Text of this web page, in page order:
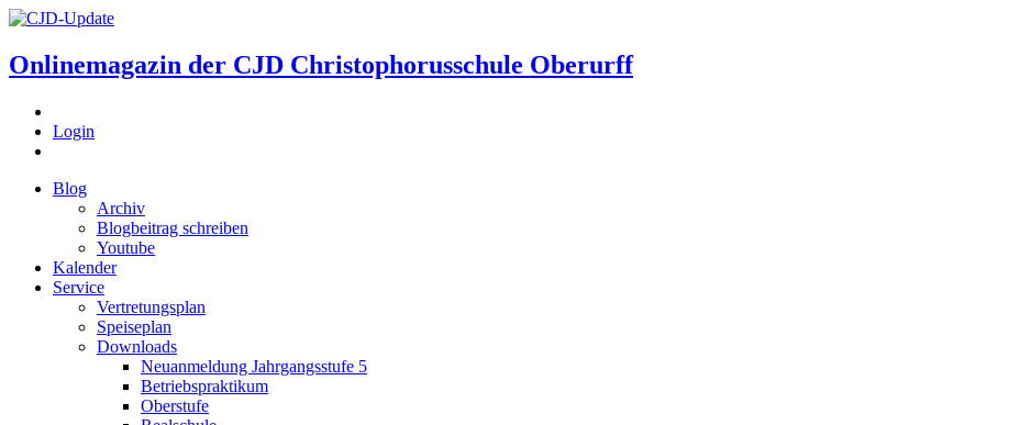
Onlinemagazin der CJD Christophorusschule Oberurff
Login
Blog
Archiv
Blogbeitrag schreiben
Youtube
Kalender
Service
Vertretungsplan
Speiseplan
Downloads
Neuanmeldung Jahrgangsstufe 5
Betriebspraktikum
Oberstufe